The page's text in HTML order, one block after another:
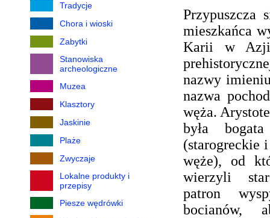
Tradycje
Chora i wioski
Zabytki
Stanowiska
archeologiczne
Muzea
Klasztory
Jaskinie
Plaże
Zwyczaje
Lokalne produkty i
przepisy
Piesze wędrówki
Przypuszcza
mieszkańca
Karii w Azji
nazwy
nazwa
węża.
była
(starogreckie
węże), od
wierzyli
patron
bocianów,